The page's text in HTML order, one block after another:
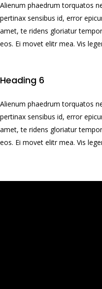
Alienum phaedrum torquatos
pertinax sensibus id, error
amet, te ridens gloriatur
eos. Ei movet elitr mea. Vis
Heading 6
Alienum phaedrum torquatos
pertinax sensibus id, error
amet, te ridens gloriatur
eos. Ei movet elitr mea. Vis